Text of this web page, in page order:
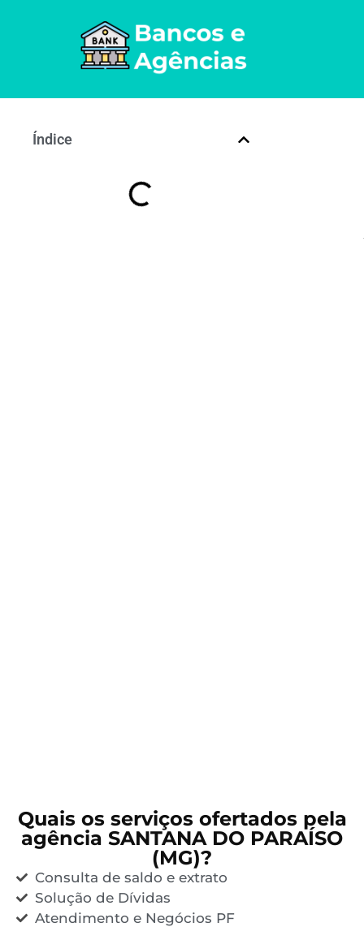
Índice
Quais os serviços ofertados pela
agência SANTANA DO PARAÍSO
(MG)?
Consulta de saldo e extrato
Solução de Dívidas
Atendimento e Negócios PF